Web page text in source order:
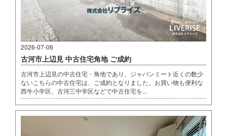
2026-07-06
古河市上辺見 中古住宅角地 ご成約
古河市上辺見の中古住宅・角地であり、ジャパンミート近くの数少
ないこちらの中古住宅は、ご成約となりました。お買い物も便利な
西牛小学区、古河三中学区などで中古住宅を...